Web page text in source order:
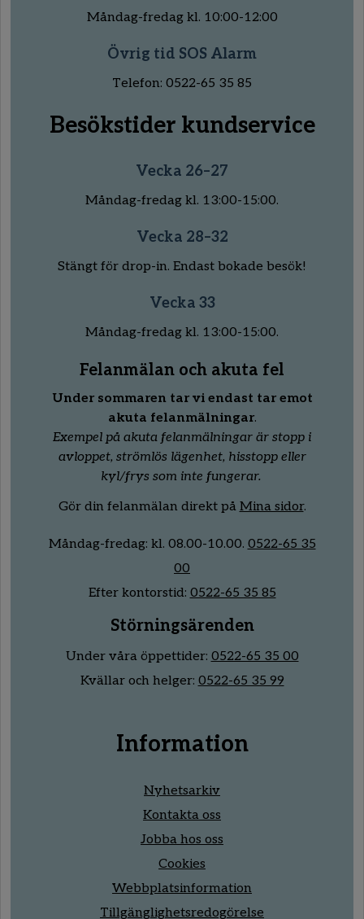
Måndag-fredag kl. 10:00-12:00
Övrig tid SOS Alarm
Telefon: 0522-65 35 85
Besökstider kundservice
Vecka 26–27
Måndag-fredag kl. 13:00-15:00.
Vecka 28–32
Stängt för drop-in. Endast bokade besök!
Vecka 33
Måndag-fredag kl. 13:00-15:00.
Felanmälan och akuta fel
Under sommaren tar vi endast tar emot
akuta felanmälningar.
Exempel på akuta felanmälningar är stopp i
avloppet, strömlös lägenhet, hisstopp eller
kyl/frys som inte fungerar.
Gör din felanmälan direkt på Mina sidor.
Måndag-fredag: kl. 08.00-10.00. 0522-65 35
00
Efter kontorstid: 0522-65 35 85
Störningsärenden
Under våra öppettider: 0522-65 35 00
Kvällar och helger: 0522-65 35 99
Information
Nyhetsarkiv
Kontakta oss
Jobba hos oss
Cookies
Webbplatsinformation
Tillgänglighetsredogörelse